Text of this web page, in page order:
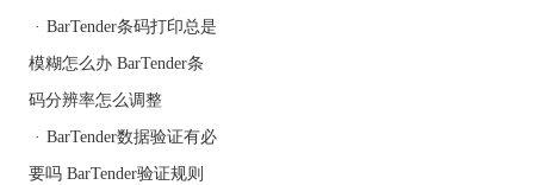
码制作软件
自定义卷格
式
第五步：对文档进行自定
义设置。
选择纸张的大小和方向，
· BarTender条码打印总是
模糊怎么办 BarTender条
码分辨率怎么调整
· BarTender数据验证有必
要吗 BarTender验证规则